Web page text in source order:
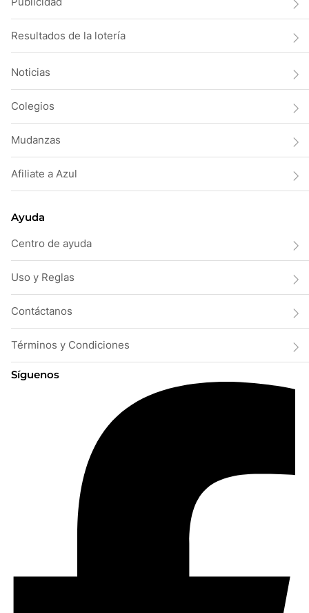
Resultados de la lotería
Noticias
Colegios
Mudanzas
Afiliate a Azul
Ayuda
Centro de ayuda
Uso y Reglas
Contáctanos
Términos y Condiciones
Síguenos